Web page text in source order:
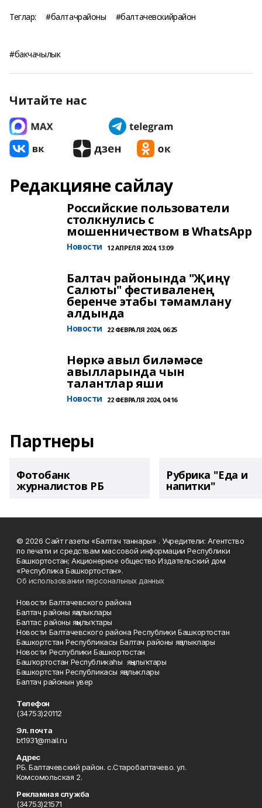
Теглар: #балтачрайоны #балтачевскийрайон
#бакчачылык
Читайте нас
Редакцияне сайлау
Российские пользователи
столкнулись с
мошенничеством в WhatsApp
Новости 12 АПРЕЛЯ 2024, 13:09
Балтач районында "Җиңү
Салюты" фестиваленең
беренче этабы тәмамлану
алдында
Новости 22 ФЕВРАЛЯ 2024, 06:25
Нөркә авыл биләмәсе
авылларында чын
талантлар яши
Новости 22 ФЕВРАЛЯ 2024, 04:16
Партнеры
Фотобанк
журналистов РБ
Рубрика "Еда и
напитки"
© 2026 Сайт газеты «Балтач таннары» . Учредители: Агентство
по печати и средствам массовой информации Республики
Башкортостан; Акционерное общество Издательский дом
«Республика Башкортостан».
Об использовании персональных данных
Новости Балтачевского района
Балтач районы яңалыклары
Балтас районы яңылыҡтары
Новости Балтачевского района Республики Башкортостан
Башкортстан Республикасы Балтач районы яңалыклары
Новости Республики Башкортостан
Башҡортостан Республикаһы яңылыҡтары
Башкортстан Республикасы яңалыклары
Балтач районын увер
Телефон
(34753)20112
Эл. почта
bt1931@mail.ru
Адрес
РБ. Балтачевский район. с.Старобалтачево. ул.
Комсомольская 2.
Рекламная служба
(34753)21571